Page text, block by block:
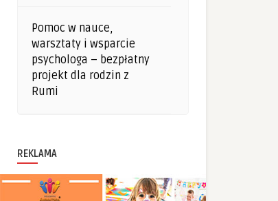
Pomoc w nauce,
warsztaty i wsparcie
psychologa – bezpłatny
projekt dla rodzin z
Rumi
REKLAMA